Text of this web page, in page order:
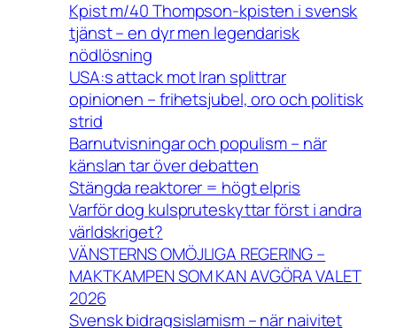
Kpist m/40 Thompson-kpisten i svensk
tjänst – en dyr men legendarisk
nödlösning
USA:s attack mot Iran splittrar
opinionen – frihetsjubel, oro och politisk
strid
Barnutvisningar och populism – när
känslan tar över debatten
Stängda reaktorer = högt elpris
Varför dog kulspruteskyttar först i andra
världskriget?
VÄNSTERNS OMÖJLIGA REGERING –
MAKTKAMPEN SOM KAN AVGÖRA VALET
2026
Svensk bidragsislamism – när naivitet